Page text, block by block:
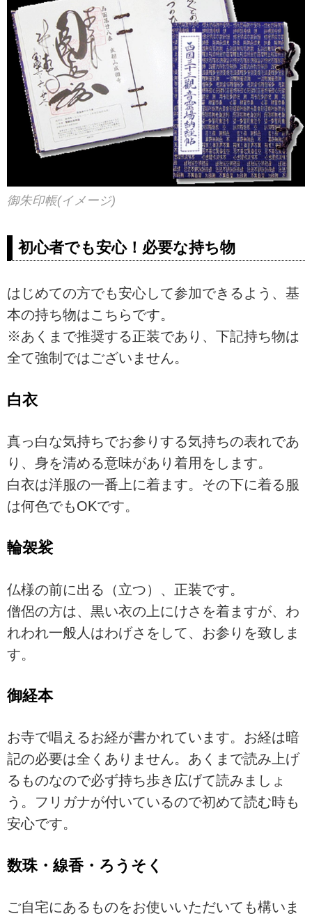
御朱印帳(イメージ)
初心者でも安心！必要な持ち物
はじめての方でも安心して参加できるよう、基
本の持ち物はこちらです。
※あくまで推奨する正装であり、下記持ち物は
全て強制ではございません。
白衣
真っ白な気持ちでお参りする気持ちの表れであ
り、身を清める意味があり着用をします。
白衣は洋服の一番上に着ます。その下に着る服
は何色でもOKです。
輪袈裟
仏様の前に出る（立つ）、正装です。
僧侶の方は、黒い衣の上にけさを着ますが、わ
れわれ一般人はわげさをして、お参りを致しま
す。
御経本
お寺で唱えるお経が書かれています。お経は暗
記の必要は全くありません。あくまで読み上げ
るものなので必ず持ち歩き広げて読みましょ
う。フリガナが付いているので初めて読む時も
安心です。
数珠・線香・ろうそく
ご自宅にあるものをお使いいただいても構いま